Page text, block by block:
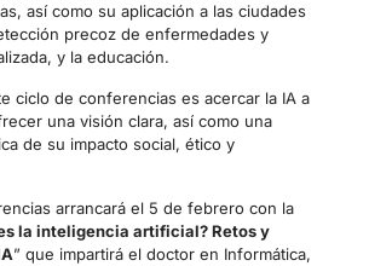
así como su aplicación a las ciudades
precoz de enfermedades y
y la educación.
ciclo de conferencias es acercar la IA a
una visión clara, así como una
de su impacto social, ético y
arrancará el 5 de febrero con la
la inteligencia artificial? Retos y
” que impartirá el doctor en Informática,